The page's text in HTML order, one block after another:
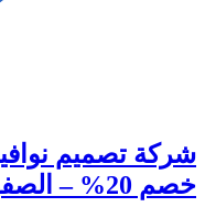
خصم 20% – الصفوة